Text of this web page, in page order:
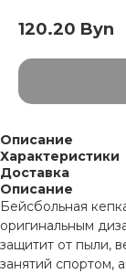
120.20 Byn
Описание
Характеристики
Доставка
Описание
Бейсбольная
оригинальным
защитит от пыли,
занятий спортом,